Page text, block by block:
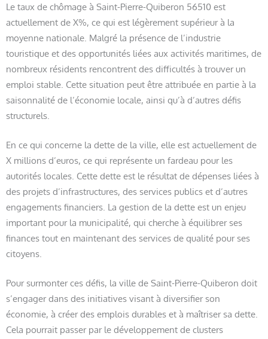
Le taux de chômage à Saint-Pierre-Quiberon 56510 est
actuellement de X%, ce qui est légèrement supérieur à la
moyenne nationale. Malgré la présence de l’industrie
touristique et des opportunités liées aux activités maritimes, de
nombreux résidents rencontrent des difficultés à trouver un
emploi stable. Cette situation peut être attribuée en partie à la
saisonnalité de l’économie locale, ainsi qu’à d’autres défis
structurels.
En ce qui concerne la dette de la ville, elle est actuellement de
X millions d’euros, ce qui représente un fardeau pour les
autorités locales. Cette dette est le résultat de dépenses liées à
des projets d’infrastructures, des services publics et d’autres
engagements financiers. La gestion de la dette est un enjeu
important pour la municipalité, qui cherche à équilibrer ses
finances tout en maintenant des services de qualité pour ses
citoyens.
Pour surmonter ces défis, la ville de Saint-Pierre-Quiberon doit
s’engager dans des initiatives visant à diversifier son
économie, à créer des emplois durables et à maîtriser sa dette.
Cela pourrait passer par le développement de clusters